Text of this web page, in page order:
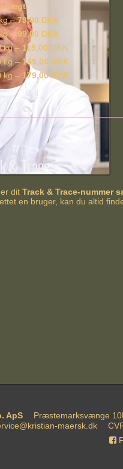
vægt:
–79,00 DKK
– 99,00 DKK
kg – 119,00 DKK
kg –149,00 DKK
kg – 179,00 DKK
& Trace
ditTrack & Trace-nummer
en bruger, kan du altid
ApS Præstemarksvænge
maersk.dk